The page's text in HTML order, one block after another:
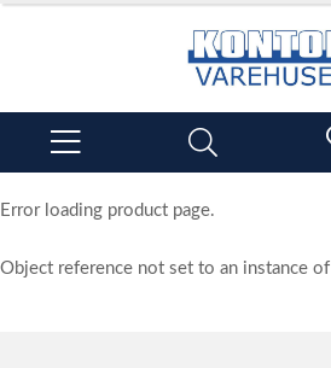
Error loading product page.
Object reference not set to an instance